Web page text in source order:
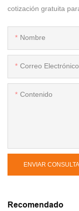
cotización gratuita
Nombre
Correo Electrónico
Contenido
ENVIAR
Recomendado